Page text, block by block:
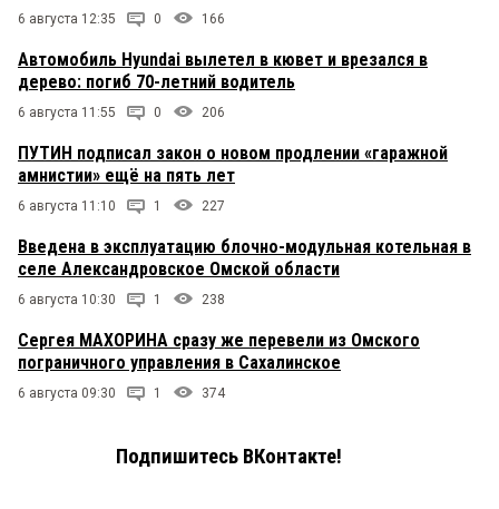
6 августа 12:35 0 166
Автомобиль Hyundai вылетел в кювет и врезался в
дерево: погиб 70-летний водитель
6 августа 11:55 0 206
ПУТИН подписал закон о новом продлении «гаражной
амнистии» ещё на пять лет
6 августа 11:10 1 227
Введена в эксплуатацию блочно-модульная котельная в
селе Александровское Омской области
6 августа 10:30 1 238
Сергея МАХОРИНА сразу же перевели из Омского
пограничного управления в Сахалинское
6 августа 09:30 1 374
Подпишитесь ВКонтакте!